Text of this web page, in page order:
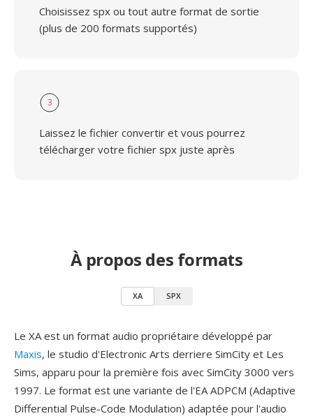
Choisissez spx ou tout autre format de sortie
(plus de 200 formats supportés)
3
Laissez le fichier convertir et vous pourrez
télécharger votre fichier spx juste après
À propos des formats
XA SPX
Le XA est un format audio propriétaire développé par
Maxis, le studio d'Electronic Arts derriere SimCity et Les
Sims, apparu pour la première fois avec SimCity 3000 vers
1997. Le format est une variante de l'EA ADPCM (Adaptive
Differential Pulse-Code Modulation) adaptée pour l'audio